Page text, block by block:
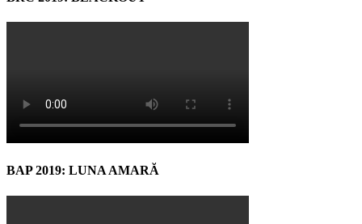
BAP 2019: LUNA AMARĂ